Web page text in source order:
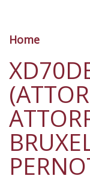
Tu sei qui
Home